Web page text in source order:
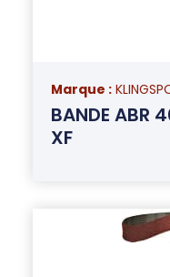
Marque :
BANDE ABR
XF